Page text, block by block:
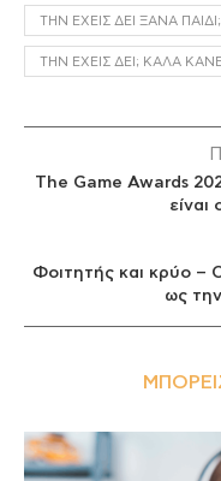
ΤΗΝ ΈΧΕΙΣ ΔΕΙ ΞΑΝΆ
ΤΗΝ ΈΧΕΙΣ ΔΕΙ; ΚΑΛΆ
The Game Awards
είναι
Φοιτητής και κρύο –
ως